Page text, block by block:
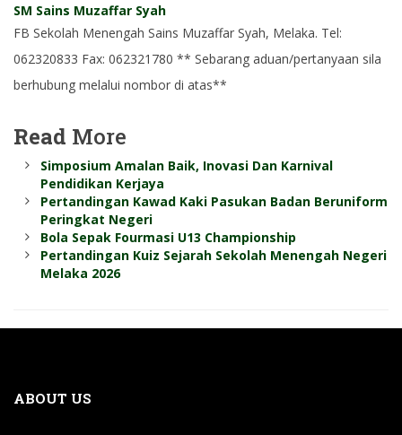
SM Sains Muzaffar Syah
FB Sekolah Menengah Sains Muzaffar Syah, Melaka. Tel:
062320833 Fax: 062321780 ** Sebarang aduan/pertanyaan sila
berhubung melalui nombor di atas**
Read More
Simposium Amalan Baik, Inovasi Dan Karnival
Pendidikan Kerjaya
Pertandingan Kawad Kaki Pasukan Badan Beruniform
Peringkat Negeri
Bola Sepak Fourmasi U13 Championship
Pertandingan Kuiz Sejarah Sekolah Menengah Negeri
Melaka 2026
ABOUT US